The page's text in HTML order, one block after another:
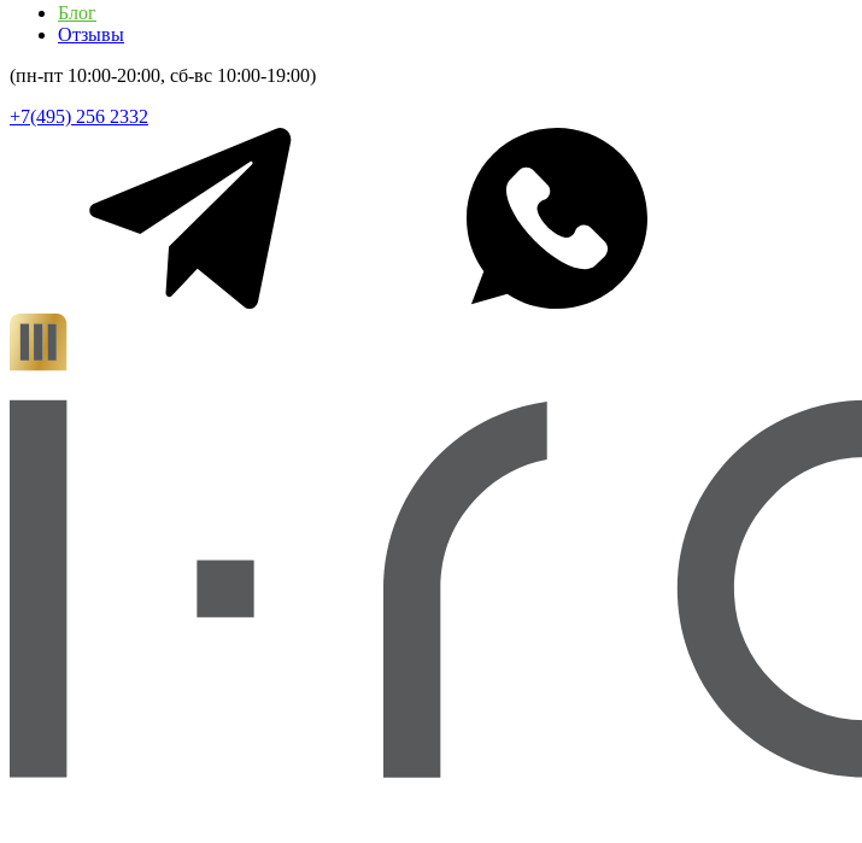
Блог
Отзывы
(пн-пт 10:00-20:00, сб-вс 10:00-19:00)
+7(495) 256 2332